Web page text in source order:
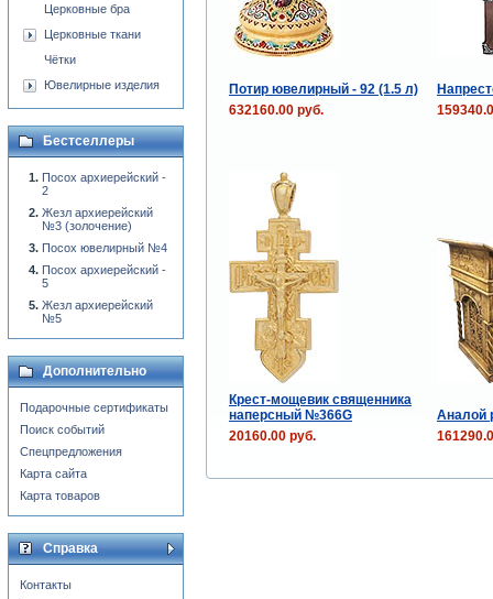
Потир ювелирный - 92 (1.5 л)
632160.00 руб.
Крест-мощевик священника
наперсный №366G
Аналой
20160.00 руб.
Церковные бра
Церковные ткани
Чётки
Ювелирные изделия
Бестселлеры
Посох архиерейский -
2
Жезл архиерейский
№3 (золочение)
Посох ювелирный №4
Посох архиерейский -
5
Жезл архиерейский
№5
Дополнительно
Подарочные сертификаты
Поиск событий
Спецпредложения
Карта сайта
Карта товаров
Справка
Контакты